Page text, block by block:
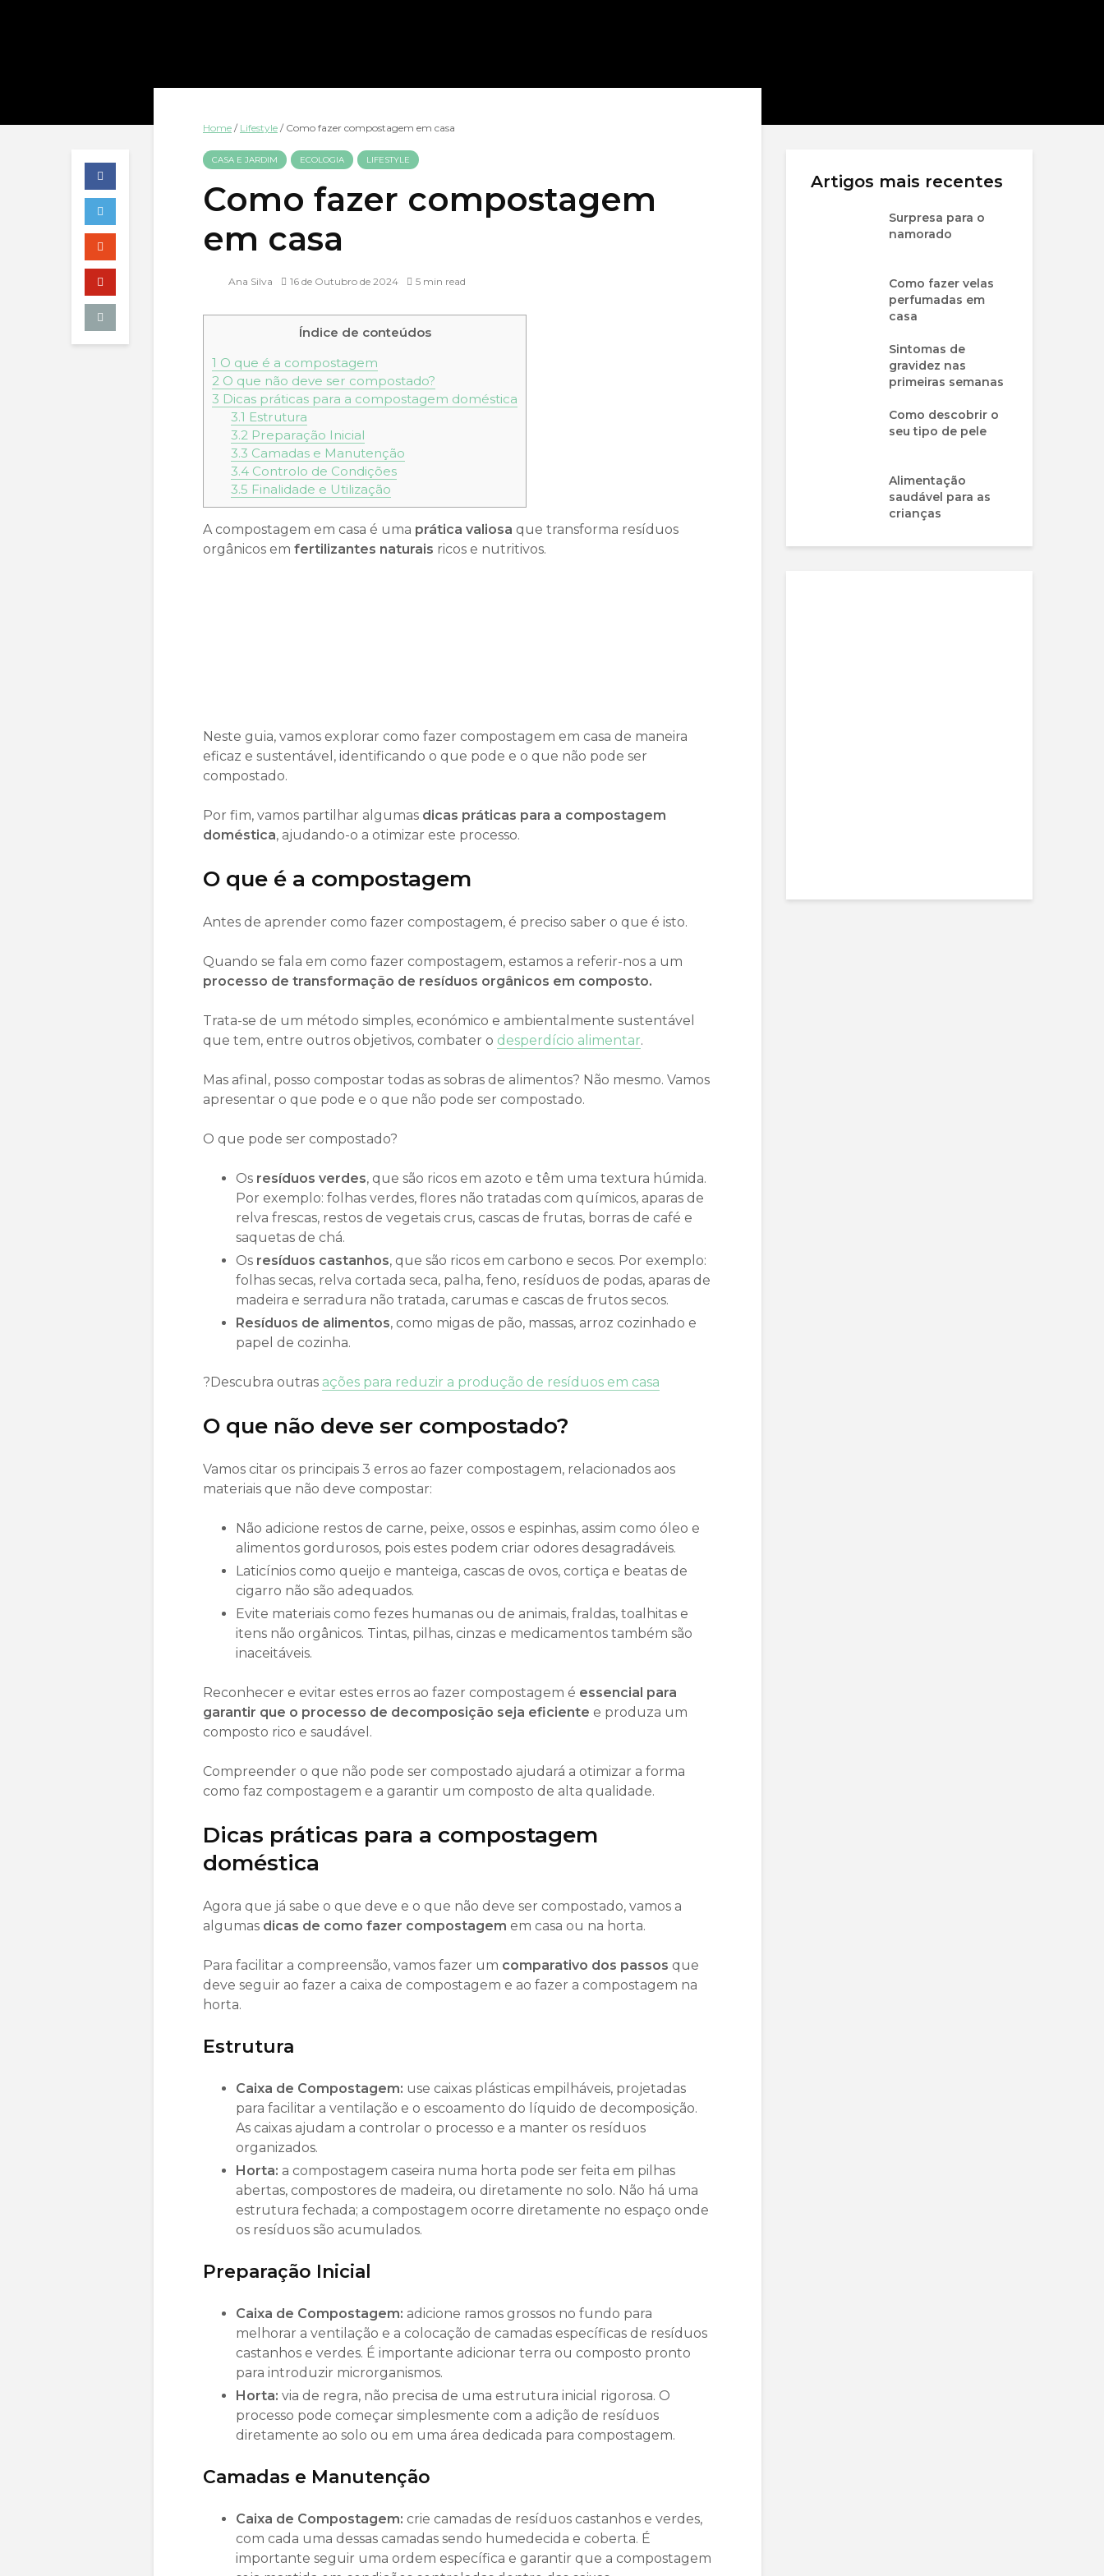
Home / Lifestyle / Como fazer compostagem em casa
CASA E JARDIM ECOLOGIA LIFESTYLE
Como fazer compostagem
em casa
Ana Silva 16 de Outubro de 2024 5 min read
Índice de conteúdos
1 O que é a compostagem
2 O que não deve ser compostado?
3 Dicas práticas para a compostagem doméstica
3.1 Estrutura
3.2Preparação Inicial
3.3 Camadas e Manutenção
3.4Controlo de Condições
3.5 Finalidade e Utilização
A compostagem em casa é uma prática valiosa que transforma resíduos
orgânicos em fertilizantes naturais ricos e nutritivos.
Neste guia, vamos explorar como fazer compostagem em casa de maneira
eficaz e sustentável, identificando o que pode e o que não pode ser
compostado.
Por fim, vamos partilhar algumas dicas práticas para a compostagem
doméstica, ajudando-o a otimizar este processo.
O que é a compostagem
Antes de aprender como fazer compostagem, é preciso saber o que é isto.
Quando se fala em como fazer compostagem, estamos a referir-nos a um
processo de transformação de resíduos orgânicos em composto.
Trata-se de um método simples, económico e ambientalmente sustentável
que tem, entre outros objetivos, combater o desperdício alimentar.
Mas afinal, posso compostar todas as sobras de alimentos? Não mesmo. Vamos
apresentar o que pode e o que não pode ser compostado.
O que pode ser compostado?
Os resíduos verdes, que são ricos em azoto e têm uma textura húmida.
Por exemplo: folhas verdes, flores não tratadas com químicos, aparas de
relva frescas, restos de vegetais crus, cascas de frutas, borras de café e
saquetas de chá.
Os resíduos castanhos, que são ricos em carbono e secos. Por exemplo:
folhas secas, relva cortada seca, palha, feno, resíduos de podas, aparas de
madeira e serradura não tratada, carumas e cascas de frutos secos.
Resíduos de alimentos, como migas de pão, massas, arroz cozinhado e
papel de cozinha.
?Descubra outras ações para reduzir a produção de resíduos em casa
O que não deve ser compostado?
Vamos citar os principais 3 erros ao fazer compostagem, relacionados aos
materiais que não deve compostar:
Não adicione restos de carne, peixe, ossos e espinhas, assim como óleo e
alimentos gordurosos, pois estes podem criar odores desagradáveis.
Laticínios como queijo e manteiga, cascas de ovos, cortiça e beatas de
cigarro não são adequados.
Evite materiais como fezes humanas ou de animais, fraldas, toalhitas e
itens não orgânicos. Tintas, pilhas, cinzas e medicamentos também são
inaceitáveis.
Reconhecer e evitar estes erros ao fazer compostagem é essencial para
garantir que o processo de decomposição seja eficiente e produza um
composto rico e saudável.
Compreender o que não pode ser compostado ajudará a otimizar a forma
como faz compostagem e a garantir um composto de alta qualidade.
Dicas práticas para a compostagem
doméstica
Agora que já sabe o que deve e o que não deve ser compostado, vamos a
algumas dicas de como fazer compostagem em casa ou na horta.
Para facilitar a compreensão, vamos fazer um comparativo dos passos que
deve seguir ao fazer a caixa de compostagem e ao fazer a compostagem na
horta.
Estrutura
Caixa de Compostagem: use caixas plásticas empilháveis, projetadas
para facilitar a ventilação e o escoamento do líquido de decomposição.
As caixas ajudam a controlar o processo e a manter os resíduos
organizados.
Horta: a compostagem caseira numa horta pode ser feita em pilhas
abertas, compostores de madeira, ou diretamente no solo. Não há uma
estrutura fechada; a compostagem ocorre diretamente no espaço onde
os resíduos são acumulados.
Preparação Inicial
Caixa de Compostagem: adicione ramos grossos no fundo para
melhorar a ventilação e a colocação de camadas específicas de resíduos
castanhos e verdes. É importante adicionar terra ou composto pronto
para introduzir microrganismos.
Horta: via de regra, não precisa de uma estrutura inicial rigorosa. O
processo pode começar simplesmente com a adição de resíduos
diretamente ao solo ou em uma área dedicada para compostagem.
Camadas e Manutenção
Caixa de Compostagem: crie camadas de resíduos castanhos e verdes,
com cada uma dessas camadas sendo humedecida e coberta. É
importante seguir uma ordem específica e garantir que a compostagem
Artigos mais recentes
Surpresa para o
namorado
Como fazer velas
perfumadas em
casa
Sintomas de
gravidez nas
primeiras semanas
Como descobrir o
seu tipo de pele
Alimentação
saudável para as
crianças